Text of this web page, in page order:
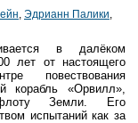
Эдрианн Палики
в далёком
лет от настоящего
повествования
корабль «Орвилл»,
флоту Земли. Его
испытаний как за